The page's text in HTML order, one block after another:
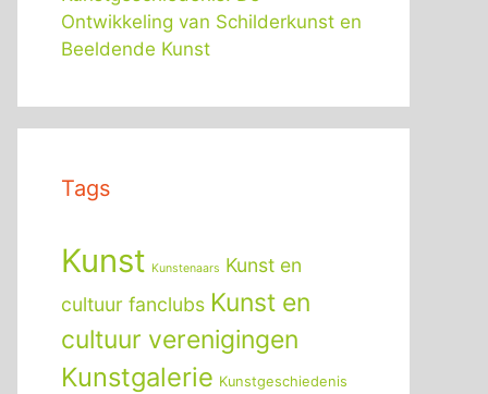
Ontwikkeling van Schilderkunst en
Beeldende Kunst
Tags
Kunst Kunstenaars Kunst en
cultuur fanclubs Kunst en
cultuur verenigingen
Kunstgalerie Kunstgeschiedenis